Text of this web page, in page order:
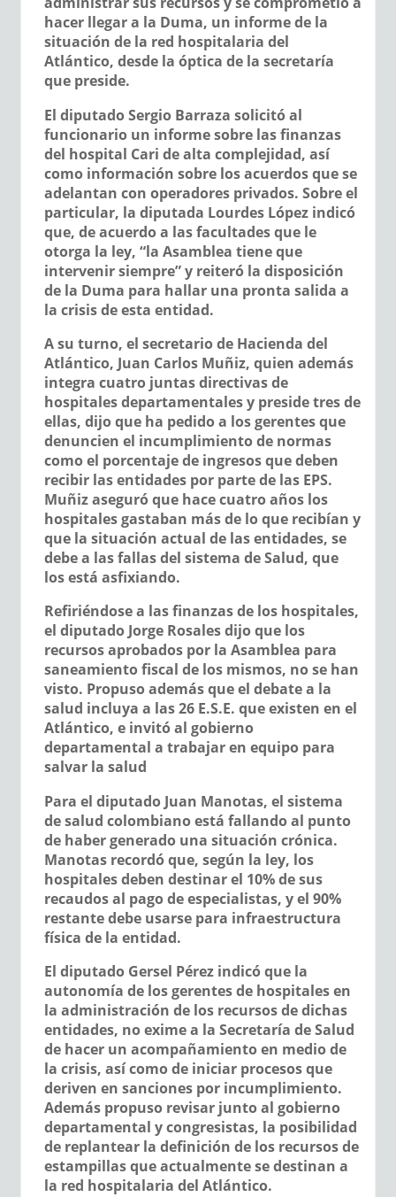
hacer llegar a la Duma, un informe de la
situación de la red hospitalaria del
Atlántico, desde la óptica de la secretaría
que preside.
El diputadoSergio Barraza solicitó al
funcionario un informe sobre las finanzas
del hospital Cari de alta complejidad, así
como información sobre los acuerdos que se
adelantan con operadores privados. Sobre el
particular, la diputada Lourdes López indicó
que, de acuerdo a las facultades que le
otorga la ley, “la Asamblea tiene que
intervenir siempre” y reiteró la disposición
de la Duma para hallar una pronta salida a
la crisis de esta entidad.
A su turno, el secretario de Hacienda del
Atlántico, Juan Carlos Muñiz, quien además
integra cuatro juntas directivas de
hospitales departamentales y preside tres de
ellas, dijo que ha pedido a los gerentes que
denuncien el incumplimiento de normas
como el porcentaje de ingresos que deben
recibir las entidades por parte de las EPS.
Muñiz aseguró que hace cuatro años los
hospitales gastaban más de lo que recibían y
que la situación actual de las entidades, se
debe a las fallas del sistema de Salud, que
los está asfixiando.
Refiriéndose a las finanzas de los hospitales,
el diputado Jorge Rosalesdijo que los
recursos aprobados por la Asamblea para
saneamiento fiscal de los mismos, no se han
visto. Propuso además que el debate a la
salud incluya a las 26 E.S.E. que existen en el
Atlántico, e invitó al gobierno
departamental a trabajar en equipo para
salvar la salud
Para el diputado Juan Manotas, el sistema
de salud colombiano está fallando al punto
de haber generado una situación crónica.
Manotas recordó que, según la ley, los
hospitales deben destinar el 10% de sus
recaudos al pago de especialistas, y el 90%
restante debe usarse para infraestructura
física de la entidad.
El diputado Gersel Pérez indicó que la
autonomía de los gerentes de hospitales en
la administración de los recursos de dichas
entidades, no exime a la Secretaría de Salud
de hacer un acompañamiento en medio de
la crisis, así como de iniciar procesos que
deriven en sanciones por incumplimiento.
Además propuso revisar junto al gobierno
departamental y congresistas, la posibilidad
de replantear la definición de los recursos de
estampillas que actualmente se destinan a
la red hospitalaria del Atlántico.